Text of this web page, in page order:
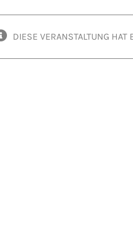
DIESE VERANSTALTUNG HAT